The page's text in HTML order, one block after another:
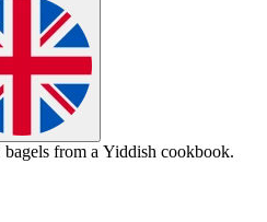
bagels from a Yiddish cookbook.